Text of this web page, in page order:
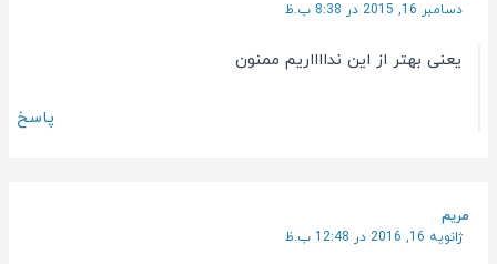
دسامبر 16, 2015 در 8:38 ب.ظ
یعنی بهتر از این ندااااریم ممنون
پاسخ
مریم
ژانویه 16, 2016 در 12:48 ب.ظ